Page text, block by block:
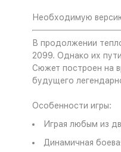
Необходимую
В продолжении
2099. Однако их
Сюжет построен на
будущего
Особенности игры:
Играя любым из
Динамичная